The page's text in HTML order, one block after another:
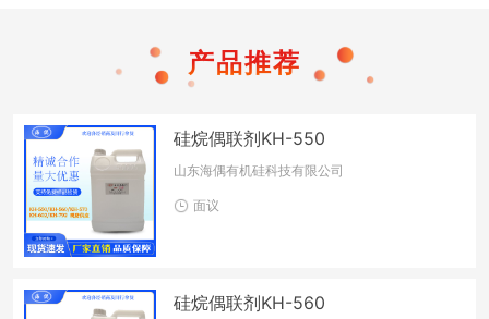
产品推荐
硅烷偶联剂KH-550
山东海偶有机硅科技有限公司
面议
硅烷偶联剂KH-560